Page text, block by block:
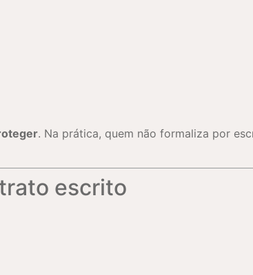
. Na prática, quem não formaliza por
escrito